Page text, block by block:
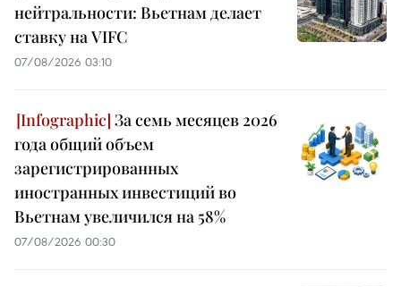
нейтральности: Вьетнам делает
ставку на VIFC
07/08/2026 03:10
За семь месяцев 2026
года общий объем
зарегистрированных
иностранных инвестиций во
Вьетнам увеличился на 58%
07/08/2026 00:30